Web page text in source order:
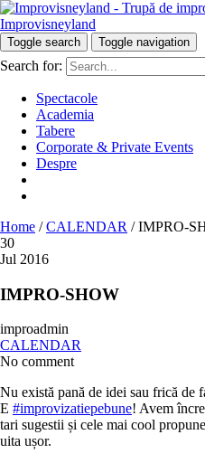
Improvisneyland
Toggle search Toggle navigation
Search for:
Spectacole
Academia
Tabere
Corporate & Private Events
Despre
Home /CALENDAR /IMPRO-
30
Jul 2016
IMPRO-SHOW
improadmin
CALENDAR
No comment
Nu există pană de idei sau frică de
E #improvizatiepebune! Avem
tari sugestii și cele mai cool
uita ușor.